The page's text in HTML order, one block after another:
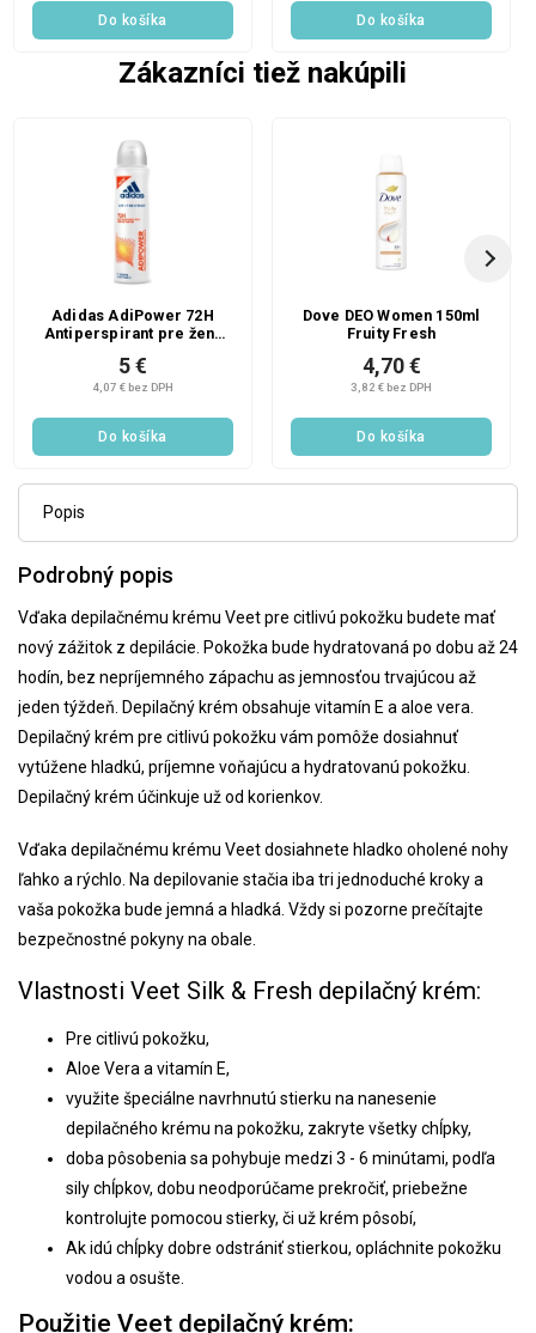
Do košíka Do košíka
Zákazníci tiež nakúpili
Adidas AdiPower 72H
Antiperspirant pre ženy
4,07 € bez DPH
5 €
Do košíka
Dove DEO Women 150ml
Fruity Fresh
3,82 € bez DPH
4,70 €
Do košíka
Popis
Podrobný popis
Vďaka depilačnému krému Veet pre citlivú pokožku budete mať
nový zážitok z depilácie. Pokožka bude hydratovaná po dobu až 24
hodín, bez nepríjemného zápachu as jemnosťou trvajúcou až
jeden týždeň. Depilačný krém obsahuje vitamín E a aloe vera.
Depilačný krém pre citlivú pokožku vám pomôže dosiahnuť
vytúžene hladkú, príjemne voňajúcu a hydratovanú pokožku.
Depilačný krém účinkuje už od korienkov.
Vďaka depilačnému krému Veet dosiahnete hladko oholené nohy
ľahko a rýchlo. Na depilovanie stačia iba tri jednoduché kroky a
vaša pokožka bude jemná a hladká. Vždy si pozorne prečítajte
bezpečnostné pokyny na obale.
Vlastnosti Veet Silk & Fresh depilačný krém:
Pre citlivú pokožku,
Aloe Vera a vitamín E,
využite špeciálne navrhnutú stierku na nanesenie
depilačného krému na pokožku, zakryte všetky chĺpky,
doba pôsobenia sa pohybuje medzi 3 - 6 minútami, podľa
sily chĺpkov, dobu neodporúčame prekročiť, priebežne
kontrolujte pomocou stierky, či už krém pôsobí,
Ak idú chĺpky dobre odstrániť stierkou, opláchnite pokožku
vodou a osušte.
Použitie Veet depilačný krém: